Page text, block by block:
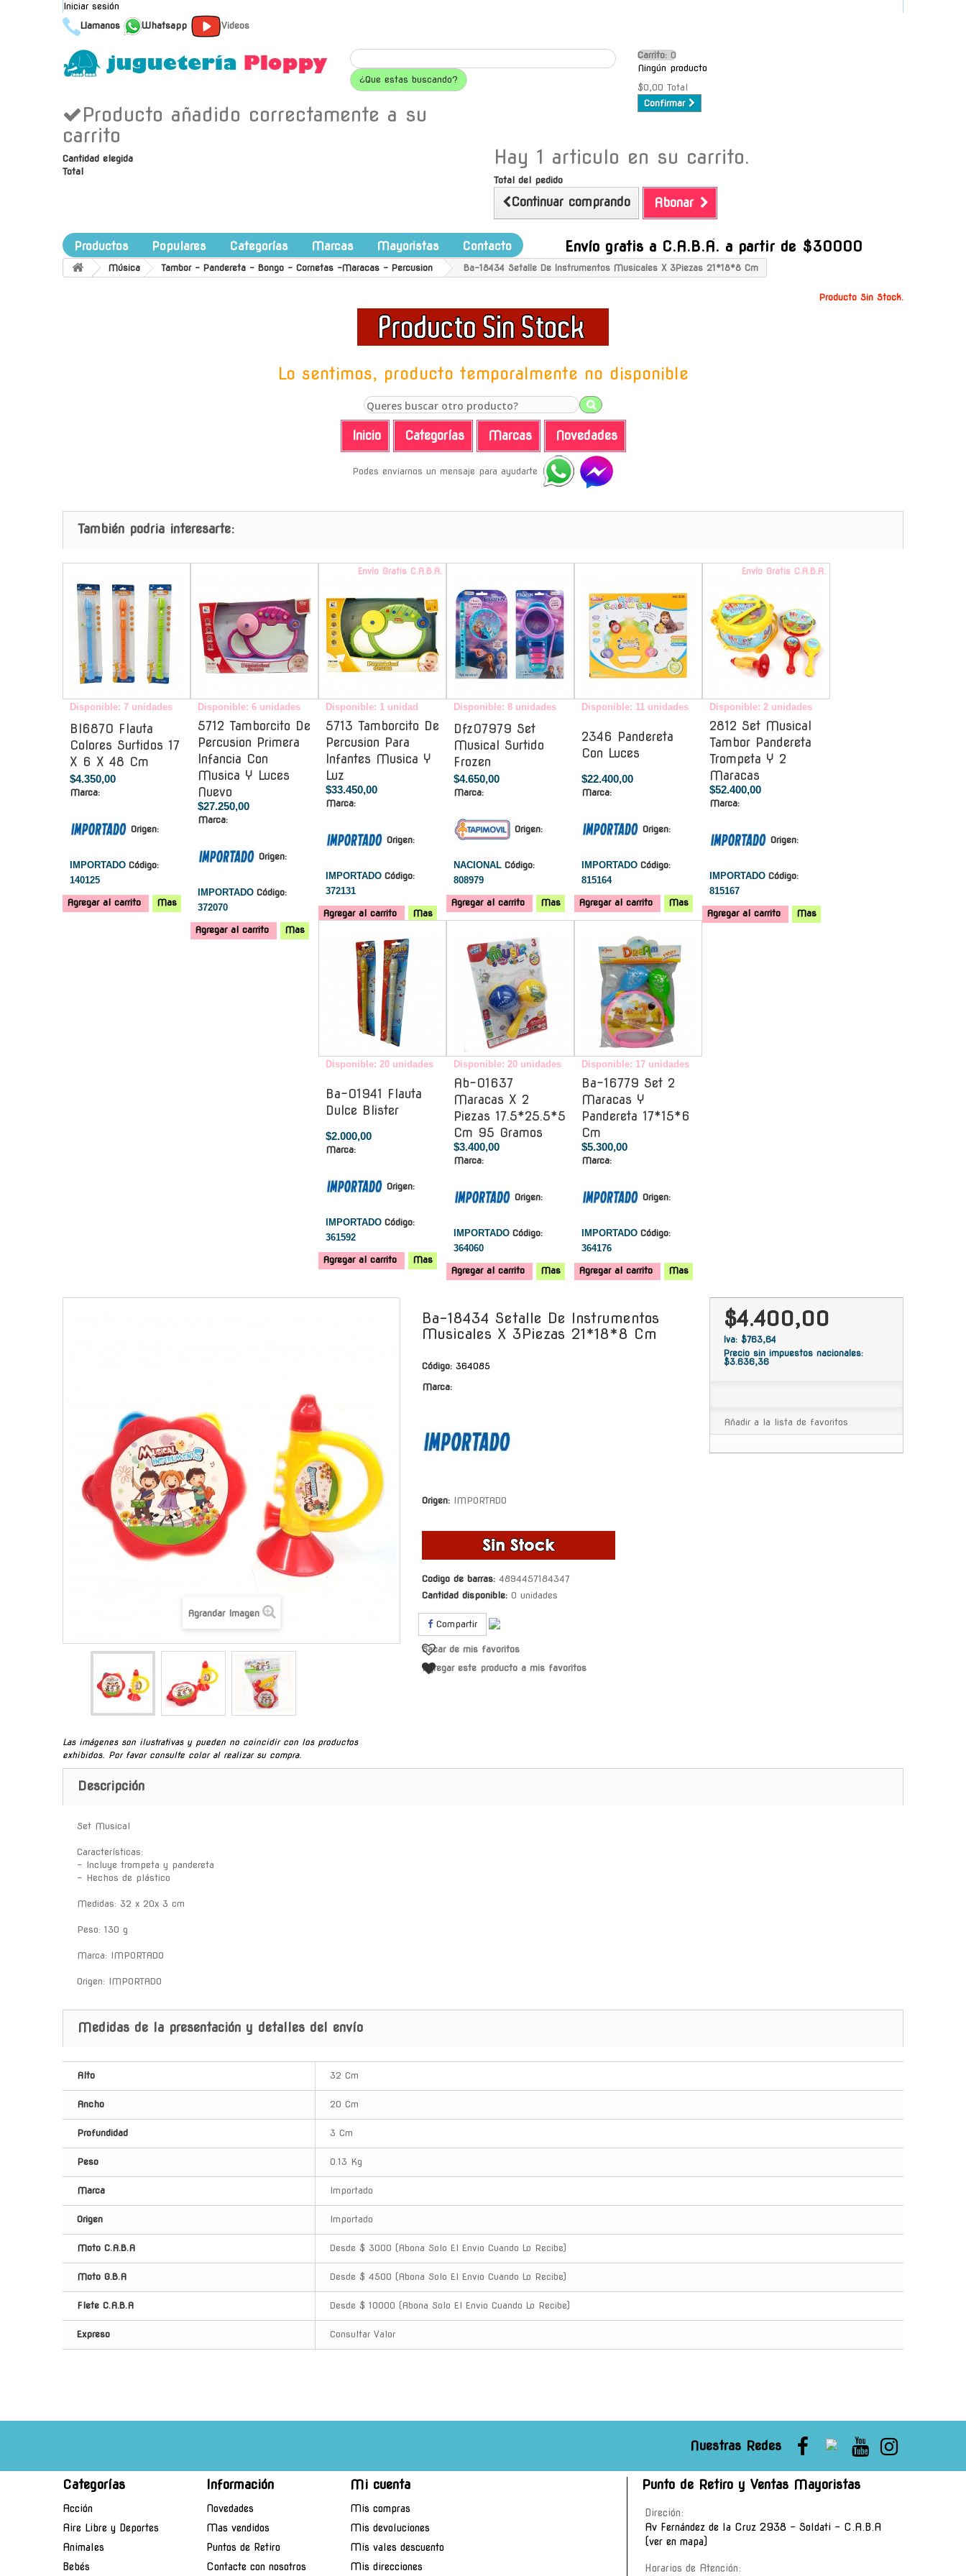
Iniciar sesión
Llamanos
Whatsapp Videos
¿Que estas buscando?
Carrito: O
Ningún producto
$0,00 Total
Confirmar
Producto añadido correctamente a su
carrito
Cantidad elegida
Total
Hay 1 articulo en su carrito.
Total del pedido
Continuar comprando Abonar
Productos Populares Categorías Marcas Mayoristas Contacto
-
Envío gratis a C.A.B.A. a partir de $30000
Música Tambor - Pandereta - Bongo - Cornetas -Maracas - Percusion Ba-18434 Setalle De Instrumentos Musicales X 3Piezas 21*18*8 Cm
Producto Sin Stock.
Lo sentimos, producto temporalmente no disponible
Inicio Categorías Marcas Novedades
Podes enviarnos un mensaje para ayudarte
También podria interesarte:
Disponible: 7 unidades
Bl6870 Flauta
Colores Surtidos 17
X 6 X 48 Cm
$4.350,00
Marca:
Origen:
IMPORTADO Código:
140125
Agregar al carrito Mas
Disponible: 6 unidades
5712 Tamborcito De
Percusion Primera
Infancia Con
Musica Y Luces
Nuevo
$27.250,00
Marca:
Origen:
IMPORTADO Código:
372070
Agregar al carrito Mas
Envío Gratis C.A.B.A.
Disponible: 1 unidad
5713 Tamborcito De
Percusion Para
Infantes Musica Y
Luz
$33.450,00
Marca:
Origen:
IMPORTADO Código:
372131
Agregar al carrito Mas
Disponible: 8 unidades
Dfz07979 Set
Musical Surtido
Frozen
$4.650,00
Marca:
Origen:
NACIONAL Código:
808979
Agregar al carrito Mas
Disponible: 11 unidades
2346 Pandereta
Con Luces
$22.400,00
Marca:
Origen:
IMPORTADO Código:
815164
Agregar al carrito Mas
Envío Gratis C.A.B.A.
Disponible: 2 unidades
2812 Set Musical
Tambor Pandereta
Trompeta Y 2
Maracas
$52.400,00
Marca:
Origen:
IMPORTADO Código:
815167
Agregar al carrito
Mas
Disponible: 20 unidades
Ba-01941 Flauta
Dulce Blister
$2.000,00
Marca:
Origen:
IMPORTADO Código:
361592
Agregar al carrito Mas
Disponible: 20 unidades
Ab-01637
Maracas X 2
Piezas 17.5*25.5*5
Cm 95 Gramos
$3.400,00
Marca:
Origen:
IMPORTADO Código:
364060
Agregar al carrito Mas
Disponible: 17 unidades
Ba-16779 Set 2
Maracas Y
Pandereta 17*15*6
Cm
$5.300,00
Marca:
Origen:
IMPORTADO Código:
364176
Agregar al carrito Mas
Agrandar Imagen
Las imágenes son ilustrativas y pueden no coincidir con los productos
exhibidos. Por favor consulte color al realizar su compra.
Ba-18434 Setalle De Instrumentos
Musicales X 3Piezas 21*18*8 Cm
Código: 364085
Marca:
Origen: IMPORTADO
Codigo de barras: 4894457184347
Cantidad disponible: 0 unidades
Compartir
Sacar de mis favoritos
Agregar este producto a mis favoritos
$4.400,00
Iva: $763,64
Precio sin impuestos nacionales:
$3.636,36
Añadir a la lista de favoritos
Descripción
Set Musical
Características:
- Incluye trompeta y pandereta
- Hechos de plástico
Medidas: 32 x 20x 3 cm
Peso: 130 g
Marca: IMPORTADO
Origen: IMPORTADO
Medidas de la presentación y detalles del envío
Alto 32 Cm
Ancho 20 Cm
Profundidad 3 Cm
Peso 0.13 Kg
Marca Importado
Origen Importado
Moto C.A.B.A Desde $ 3000 (Abona Solo El Envio Cuando Lo Recibe)
Moto G.B.A Desde $ 4500 (Abona Solo El Envio Cuando Lo Recibe)
Flete C.A.B.A Desde $ 10000 (Abona Solo El Envio Cuando Lo Recibe)
Expreso Consultar Valor
Nuestras Redes
Categorías
Acción
Aire Libre y Deportes
Animales
Bebés
Información
Novedades
Mas vendidos
Puntos de Retiro
Contacte con nosotros
Mi cuenta
Mis compras
Mis devoluciones
Mis vales descuento
Mis direcciones
Punto de Retiro y Ventas Mayoristas
Direción:
Av Fernández de la Cruz 2938 - Soldati - C.A.B.A
(ver en mapa)
Horarios de Atención: